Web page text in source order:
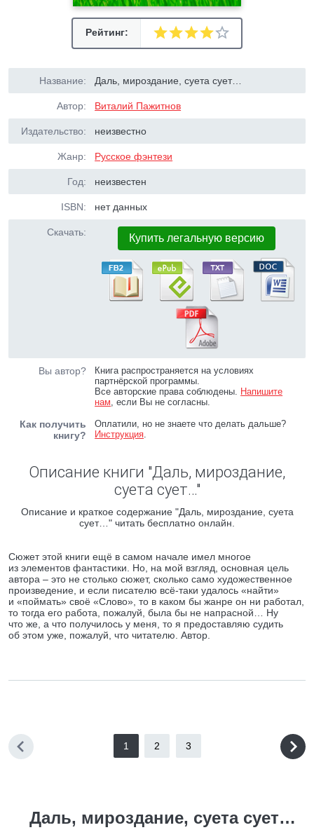
Рейтинг:
Название: Даль, мироздание, суета сует…
Автор: Виталий Пажитнов
Издательство: неизвестно
Жанр: Русское фэнтези
Год: неизвестен
ISBN: нет данных
Скачать: Купить легальную версию
Вы автор?
Книга распространяется на условиях
партнёрской программы.
Все авторские права соблюдены. Напишите
нам, если Вы не согласны.
Как получить
книгу?
Оплатили, но не знаете что делать дальше?
Инструкция.
Описание книги "Даль, мироздание,
суета сует…"
Описание и краткое содержание "Даль, мироздание, суета
сует…" читать бесплатно онлайн.
Сюжет этой книги ещё в самом начале имел многое
из элементов фантастики. Но, на мой взгляд, основная цель
автора – это не столько сюжет, сколько само художественное
произведение, и если писателю всё-таки удалось «найти»
и «поймать» своё «Слово», то в каком бы жанре он ни работал,
то тогда его работа, пожалуй, была бы не напрасной… Ну
что же, а что получилось у меня, то я предоставляю судить
об этом уже, пожалуй, что читателю. Автор.
1 2 3
Даль, мироздание, суета сует…